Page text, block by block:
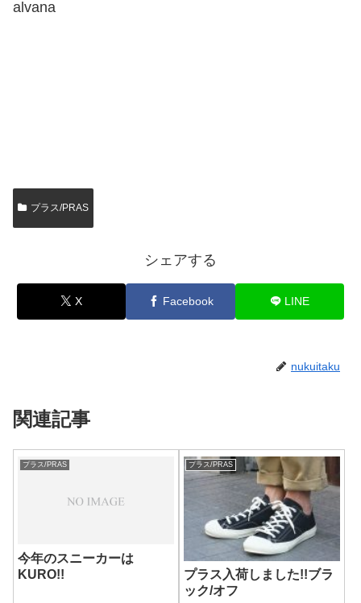
alvana
プラス/PRAS
シェアする
X Facebook LINE
nukuitaku
関連記事
プラス/PRAS
今年のスニーカーは
KURO!!
プラス/PRAS
プラス入荷しました!!ブラ
ック/オフ